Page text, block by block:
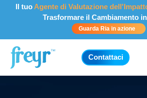
Salta al contenuto principale
Il tuo Agente di Valutazione
Trasformare il Cambiamento
Guarda Ria in azione
.
Contattaci